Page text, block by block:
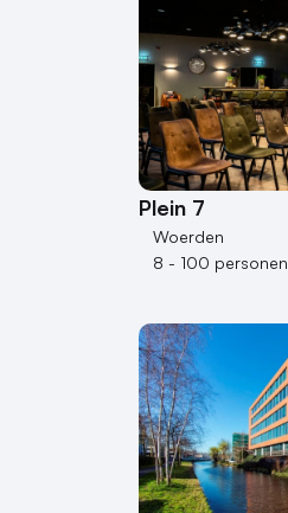
Plein 7
Woerden
8 - 100 personen